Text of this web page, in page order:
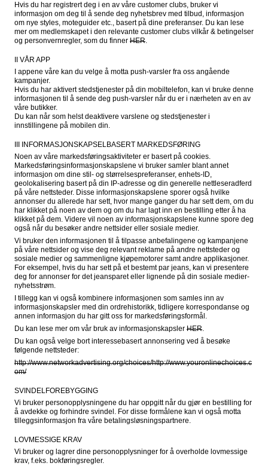
Hvis du har registrert deg i en av våre customer clubs, bruker vi
informasjon om deg til å sende deg nyhetsbrev med tilbud, informasjon
om nye styles, moteguider etc., basert på dine preferanser. Du kan lese
mer om medlemskapet i den relevante customer clubs vilkår & betingelser
og personvernregler, som du finner HER.
II VÅR APP
I appene våre kan du velge å motta push-varsler fra oss angående
kampanjer.
Hvis du har aktivert stedstjenester på din mobiltelefon, kan vi bruke denne
informasjonen til å sende deg push-varsler når du er i nærheten av en av
våre butikker.
Du kan når som helst deaktivere varslene og stedstjenester i
innstillingene på mobilen din.
III INFORMASJONSKAPSELBASERT MARKEDSFØRING
Noen av våre markedsføringsaktiviteter er basert på cookies.
Markedsføringsinformasjonskapslene vi bruker samler blant annet
informasjon om dine stil- og størrelsespreferanser, enhets-ID,
geolokalisering basert på din IP-adresse og din generelle nettleseradferd
på våre nettsteder. Disse informasjonskapslene sporer også hvilke
annonser du allerede har sett, hvor mange ganger du har sett dem, om du
har klikket på noen av dem og om du har lagt inn en bestilling etter å ha
klikket på dem. Videre vil noen av informasjonskapslene kunne spore deg
også når du besøker andre nettsider eller sosiale medier.
Vi bruker den informasjonen til å tilpasse anbefalingene og kampanjene
på våre nettsider og vise deg relevant reklame på andre nettsteder og
sosiale medier og sammenligne kjøpemotorer samt andre applikasjoner.
For eksempel, hvis du har sett på et bestemt par jeans, kan vi presentere
deg for annonser for det jeansparet eller lignende på din sosiale medier-
nyhetsstrøm.
I tillegg kan vi også kombinere informasjonen som samles inn av
informasjonskapsler med din ordrehistorikk, tidligere korrespondanse og
annen informasjon du har gitt oss for markedsføringsformål.
Du kan lese mer om vår bruk av informasjonskapsler HER.
Du kan også velge bort interessebasert annonsering ved å besøke
følgende nettsteder:
http://www.networkadvertising.org/choices/http://www.youronlinechoices.c
om/
SVINDELFOREBYGGING
Vi bruker personopplysningene du har oppgitt når du gjør en bestilling for
å avdekke og forhindre svindel. For disse formålene kan vi også motta
tilleggsinformasjon fra våre betalingsløsningspartnere.
LOVMESSIGE KRAV
Vi bruker og lagrer dine personopplysninger for å overholde lovmessige
krav, f.eks. bokføringsregler.